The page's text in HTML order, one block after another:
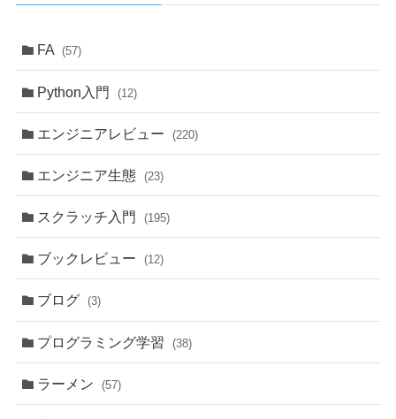
FA (57)
Python入門 (12)
エンジニアレビュー (220)
エンジニア生態 (23)
スクラッチ入門 (195)
ブックレビュー (12)
ブログ (3)
プログラミング学習 (38)
ラーメン (57)